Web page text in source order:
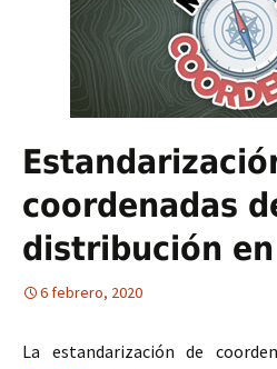
coordenadas
distribución
6 febrero, 2020
La estandarización de